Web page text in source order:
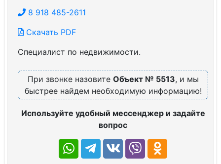
8 918 485-2611
Скачать PDF
Специалист по недвижимости.
При звонке назовите Объект № 5513, и мы
быстрее найдем необходимую информацию!
Используйте удобный мессенджер и задайте
вопрос